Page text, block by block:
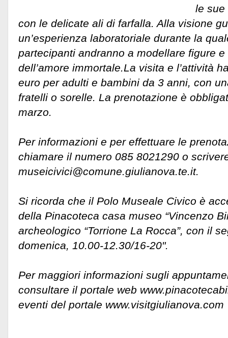
le sue
con le delicate ali di farfalla. Alla visione
un’esperienza laboratoriale durante la
partecipanti andranno a modellare figure
dell’amore immortale. La visita e l’attività
euro per adulti e bambini da 3 anni, con
fratelli o sorelle. La prenotazione è
marzo.
Per informazioni e per effettuare le
chiamare il numero 085 8021290 o
museicivici@comune.giulianova.te.it.
Si ricorda che il Polo Museale Civico è
della Pinacoteca casa museo “Vincenzo
archeologico “Torrione La Rocca”, con il
domenica, 10.00-12.30/16-20".
Per maggiori informazioni sugli
consultare il portale web
eventi del portale www.visitgiulianova.com